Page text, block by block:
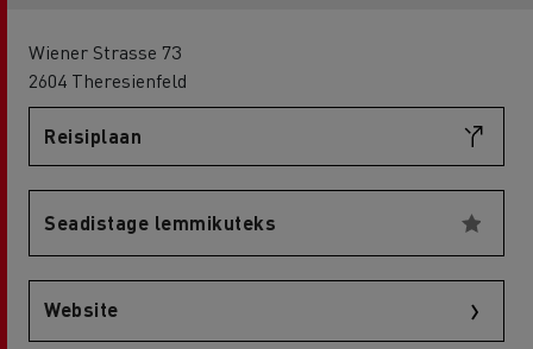
Wiener Strasse 73
2604 Theresienfeld
Reisiplaan
Seadistage lemmikuteks
Website